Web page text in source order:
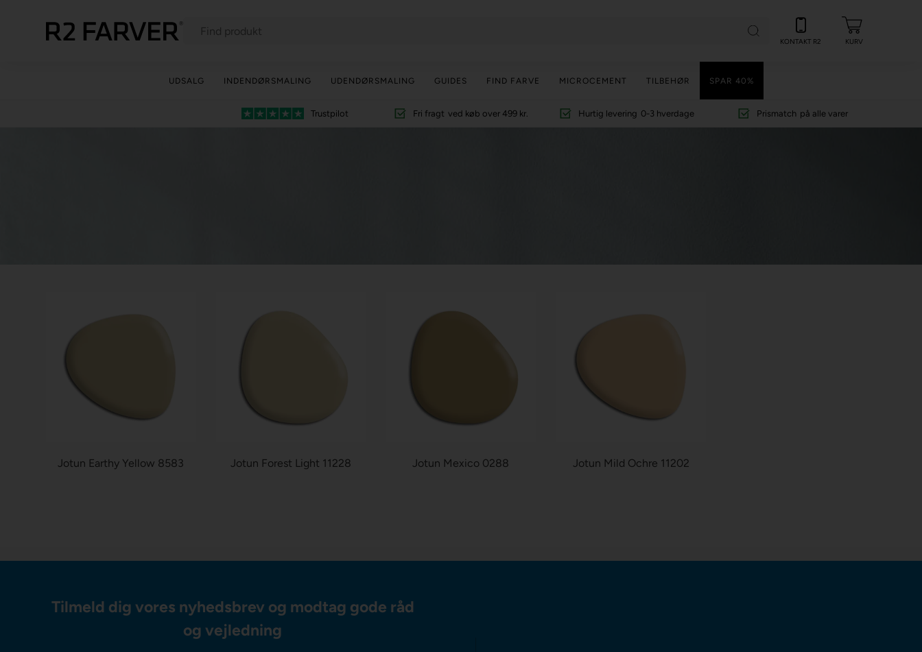
KONTAKT R2 KURV
UDSALG INDENDØRSMALING UDENDØRSMALING GUIDES FIND FARVE MICROCEMENT TILBEHØR SPAR 40%
Trustpilot Fri fragt ved køb over 499 kr. Hurtig levering 0-3 hverdage Prismatch på alle varer
Jotun Earthy Yellow 8583 Jotun Forest Light 11228 Jotun Mexico 0288 Jotun Mild Ochre 11202
Tilmeld dig vores nyhedsbrev og modtag gode råd
og vejledning